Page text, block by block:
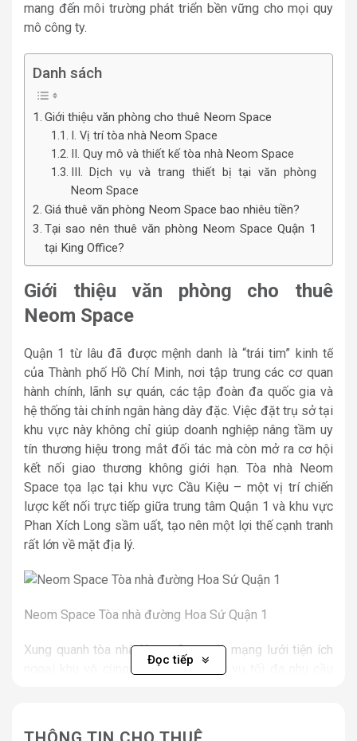
mang đến môi trường phát triển bền vững cho mọi quy
mô công ty.
Danh sách
Giới thiệu văn phòng cho thuê Neom Space
I. Vị trí tòa nhà Neom Space
II. Quy mô và thiết kế tòa nhà Neom Space
III. Dịch vụ và trang thiết bị tại văn phòng
Neom Space
Giá thuê văn phòng Neom Space bao nhiêu tiền?
Tại sao nên thuê văn phòng Neom Space Quận 1
tại King Office?
Giới thiệu văn phòng cho thuê
Neom Space
Quận 1 từ lâu đã được mệnh danh là “trái tim” kinh tế
của Thành phố Hồ Chí Minh, nơi tập trung các cơ quan
hành chính, lãnh sự quán, các tập đoàn đa quốc gia và
hệ thống tài chính ngân hàng dày đặc. Việc đặt trụ sở tại
khu vực này không chỉ giúp doanh nghiệp nâng tầm uy
tín thương hiệu trong mắt đối tác mà còn mở ra cơ hội
kết nối giao thương không giới hạn. Tòa nhà Neom
Space tọa lạc tại khu vực Cầu Kiệu – một vị trí chiến
lược kết nối trực tiếp giữa trung tâm Quận 1 và khu vực
Phan Xích Long sầm uất, tạo nên một lợi thế cạnh tranh
rất lớn về mặt địa lý.
Neom Space Tòa nhà đường Hoa Sứ Quận 1
Xung quanh tòa nhà Neom Space là mạng lưới tiện ích
ngoại khu vô cùng phong phú, phục vụ tối đa nhu cầu
ngân hàng lớn như Vietcombank, Techcombank, ACB,
Đọc tiếp